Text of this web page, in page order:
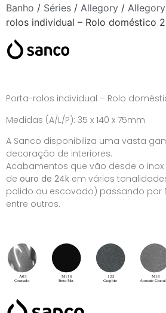
Banho / Séries / Allegory /
rolos individual – Rolo doméstico
Porta-rolos individual – Rolo
Medidas (A/L/P): 35 x 140 x 75mm
A Sanco disponibiliza uma vasta
decoração de interiores.
Acabamentos que vão desde o
de ouro de 24k em várias
polido ou escovado) passando por
entre outros.